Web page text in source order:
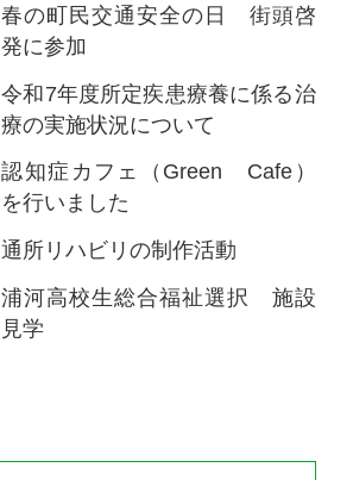
春の町民交通安全の日 街頭啓
発に参加
令和7年度所定疾患療養に係る治
療の実施状況について
認知症カフェ（Green Cafe）
を行いました
通所リハビリの制作活動
浦河高校生総合福祉選択 施設
見学